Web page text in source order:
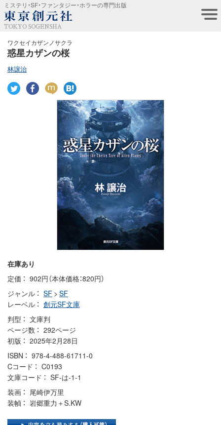
ミステリ・SF・ファンタジー・ホラーの専門出版
TOKYO SOGENSHA
ワクセイカザンノサクラ
惑星カザンの桜
林譲治
在庫あり
定価
902円（本体価格：820円）
ジャンル
SF > SF
レーベル
創元SF文庫
判型
文庫判
ページ数
292ページ
初版
2025年2月28日
ISBN
978-4-488-61711-0
Cコード
C0193
文庫コード
SF-は-1-1
装画
尾崎伊万里
装幀
岩郷重力＋S.KW